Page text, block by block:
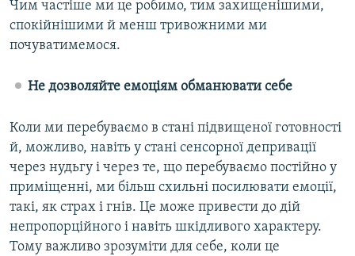
Чим частіше ми це робимо, тим захищенішими,
спокійнішими й менш тривожними ми
почуватимемося.
Не дозволяйте емоціям обманювати себе
Коли ми перебуваємо в стані підвищеної готовності
й, можливо, навіть у стані сенсорної депривації
через нудьгу і через те, що перебуваємо постійно у
приміщенні, ми більш схильні посилювати емоції,
такі, як страх і гнів. Це може привести до дій
непропорційного і навіть шкідливого характеру.
Тому важливо зрозуміти для себе, коли це